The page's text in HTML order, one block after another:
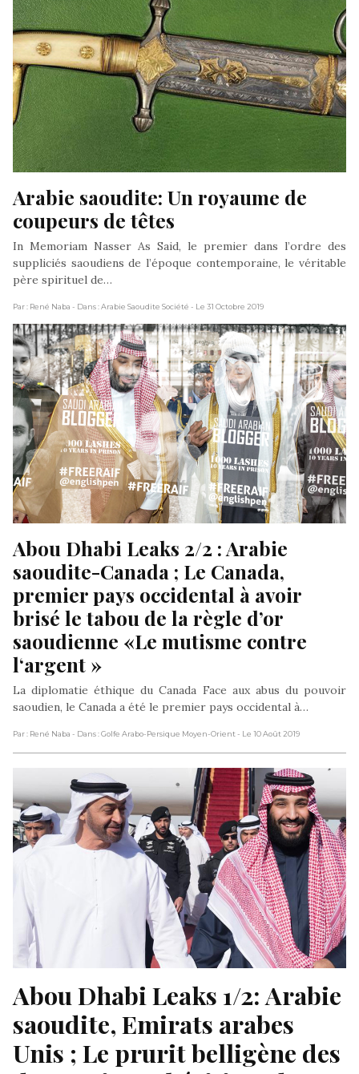
Arabie saoudite: Un royaume de
coupeurs de têtes
In Memoriam Nasser As Said, le premier dans l’ordre des
suppliciés saoudiens de l’époque contemporaine, le véritable
père spirituel de…
Par : René Naba - Dans : Arabie Saoudite Société - Le 31 Octobre 2019
Abou Dhabi Leaks 2/2 : Arabie
saoudite-Canada ; Le Canada,
premier pays occidental à avoir
brisé le tabou de la règle d’or
saoudienne «Le mutisme contre
l‘argent »
La diplomatie éthique du Canada Face aux abus du pouvoir
saoudien, le Canada a été le premier pays occidental à…
Par : René Naba - Dans : Golfe Arabo-Persique Moyen-Orient- Le 10 Août 2019
Abou Dhabi Leaks 1/2: Arabie
saoudite, Emirats arabes
Unis ; Le prurit belligène des